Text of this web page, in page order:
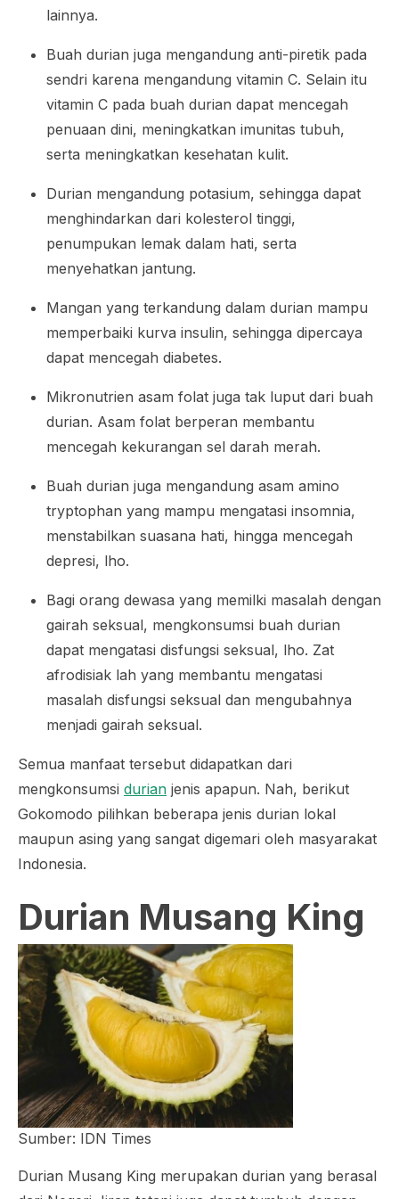
lainnya.
Buah durian juga mengandung anti-piretik pada
sendri karena mengandung vitamin C. Selain itu
vitamin C pada buah durian dapat mencegah
penuaan dini, meningkatkan imunitas tubuh,
serta meningkatkan kesehatan kulit.
Durian mengandung potasium, sehingga dapat
menghindarkan dari kolesterol tinggi,
penumpukan lemak dalam hati, serta
menyehatkan jantung.
Mangan yang terkandung dalam durian mampu
memperbaiki kurva insulin, sehingga dipercaya
dapat mencegah diabetes.
Mikronutrien asam folat juga tak luput dari buah
durian. Asam folat berperan membantu
mencegah kekurangan sel darah merah.
Buah durian juga mengandung asam amino
tryptophan yang mampu mengatasi insomnia,
menstabilkan suasana hati, hingga mencegah
depresi, lho.
Bagi orang dewasa yang memilki masalah dengan
gairah seksual, mengkonsumsi buah durian
dapat mengatasi disfungsi seksual, lho. Zat
afrodisiak lah yang membantu mengatasi
masalah disfungsi seksual dan mengubahnya
menjadi gairah seksual.
Semua manfaat tersebut didapatkan dari
mengkonsumsi durian jenis apapun. Nah, berikut
Gokomodo pilihkan beberapa jenis durian lokal
maupun asing yang sangat digemari oleh masyarakat
Indonesia.
Durian Musang King
Sumber: IDN Times
Durian Musang King merupakan durian yang berasal